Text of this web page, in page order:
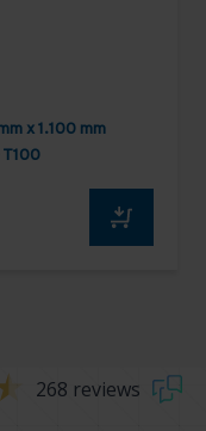
x 1.100 mm
T100
268 reviews